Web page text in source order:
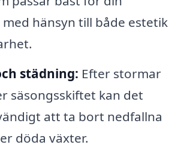
hänsyn till både estetik
städning: Efter stormar
säsongsskiftet kan det
att ta bort nedfallna
döda växter.